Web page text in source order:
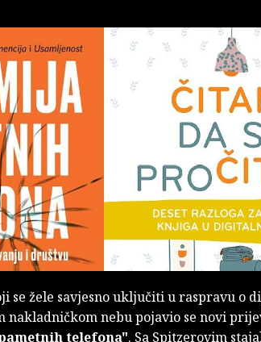
se žele savjesno uključiti u raspravu o
nakladničkom nebu pojavio se novi
telefona". Sa Spitzerovim